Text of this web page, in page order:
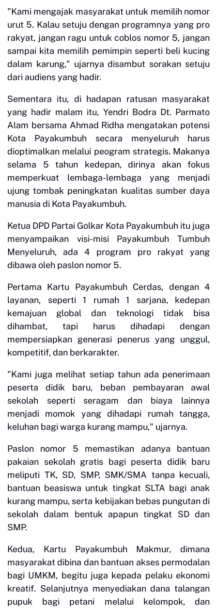
"Kami mengajak masyarakat untuk memilih nomor
urut 5. Kalau setuju dengan programnya yang pro
rakyat, jangan ragu untuk coblos nomor 5, jangan
sampai kita memilih pemimpin seperti beli kucing
dalam karung," ujarnya disambut sorakan setuju
dari audiens yang hadir.
Sementara itu, di hadapan ratusan masyarakat
yang hadir malam itu, Yendri Bodra Dt. Parmato
Alam bersama Ahmad Ridha mengatakan potensi
Kota Payakumbuh secara menyeluruh harus
dioptimalkan melalui peogram strategis. Makanya
selama 5 tahun kedepan, dirinya akan fokus
memperkuat lembaga-lembaga yang menjadi
ujung tombak peningkatan kualitas sumber daya
manusia di Kota Payakumbuh.
Ketua DPD Partai Golkar Kota Payakumbuh itu juga
menyampaikan visi-misi Payakumbuh Tumbuh
Menyeluruh, ada 4 program pro rakyat yang
dibawa oleh paslon nomor 5.
Pertama Kartu Payakumbuh Cerdas, dengan 4
layanan, seperti 1 rumah 1 sarjana, kedepan
kemajuan global dan teknologi tidak bisa
dihambat, tapi harus dihadapi dengan
mempersiapkan generasi penerus yang unggul,
kompetitif, dan berkarakter.
"Kami juga melihat setiap tahun ada penerimaan
peserta didik baru, beban pembayaran awal
sekolah seperti seragam dan biaya lainnya
menjadi momok yang dihadapi rumah tangga,
keluhan bagi warga kurang mampu," ujarnya.
Paslon nomor 5 memastikan adanya bantuan
pakaian sekolah gratis bagi peserta didik baru
meliputi TK, SD, SMP, SMK/SMA tanpa kecuali,
bantuan beasiswa untuk tingkat SLTA bagi anak
kurang mampu, serta kebijakan bebas pungutan di
sekolah dalam bentuk apapun tingkat SD dan
SMP.
Kedua, Kartu Payakumbuh Makmur, dimana
masyarakat dibina dan bantuan akses permodalan
bagi UMKM, begitu juga kepada pelaku ekonomi
kreatif. Selanjutnya menyediakan dana talangan
pupuk bagi petani melalui kelompok, dan